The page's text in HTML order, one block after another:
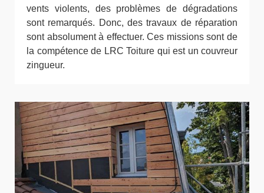
vents violents, des problèmes de dégradations
sont remarqués. Donc, des travaux de réparation
sont absolument à effectuer. Ces missions sont de
la compétence de LRC Toiture qui est un couvreur
zingueur.